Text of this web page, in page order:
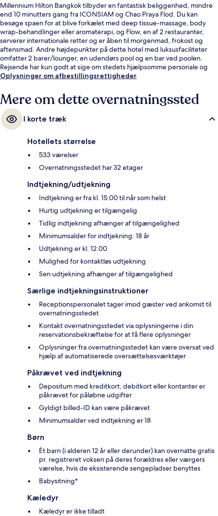
Millennium Hilton Bangkok tilbyder en fantastisk beliggenhed, mindre
end 10 minutters gang fra ICONSIAM og Chao Praya Flod. Du kan
besøge spaen for at blive forkælet med deep tissue-massage, body
wrap-behandlinger eller aromaterapi, og Flow, en af 2 restauranter,
serverer internationale retter og er åben til morgenmad, frokost og
aftensmad. Andre højdepunkter på dette hotel med luksusfaciliteter
omfatter 2 barer/lounger, en udendørs pool og en bar ved poolen.
Rejsende har kun godt at sige om stedets hjælpsomme personale og
morgenmad. Overnatningsstedet ligger kun en kort gåtur fra offentlig
Station ligger 5 minutter derfra.
Oplysninger om afbestillingsrettigheder
Mere om dette overnatningssted
I korte træk
Hotellets størrelse
533 værelser
Overnatningsstedet har 32 etager
Indtjekning/udtjekning
Indtjekning er fra kl. 15.00 til når som helst
Hurtig udtjekning er tilgængelig
Tidlig indtjekning afhænger af tilgængelighed
Minimumsalder for indtjekning: 18 år
Udtjekning er kl. 12.00
Mulighed for kontaktløs udtjekning
Sen udtjekning afhænger af tilgængelighed
Særlige indtjekningsinstruktioner
Receptionspersonalet tager imod gæster ved ankomst til
overnatningsstedet
Kontakt overnatningsstedet via oplysningerne i din
reservationsbekræftelse for at få flere oplysninger
Oplysninger fra overnatningsstedet kan være oversat ved
hjælp af automatiserede oversættelsesværktøjer
Påkrævet ved indtjekning
Depositum med kreditkort, debitkort eller kontanter er
påkrævet for påløbne udgifter
Gyldigt billed-ID kan være påkrævet
Minimumsalder ved indtjekning er 18
Børn
Ét barn (i alderen 12 år eller derunder) kan overnatte gratis
pr. registreret voksen på deres forældres eller værgers
værelse, hvis de eksisterende sengepladser benyttes
Babysitning*
Kæledyr
Kæledyr er ikke tilladt